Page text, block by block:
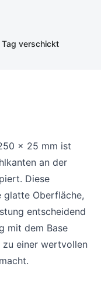
Tag verschickt
x 25 mm ist
an der
Diese
glatte Oberfläche,
entscheidend
mit dem Base
zu einer wertvollen